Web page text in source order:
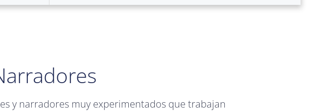
y narradores muy experimentados que trabajan